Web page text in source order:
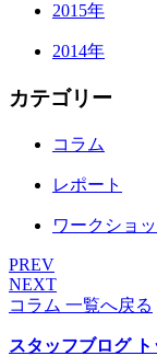
2015年
2014年
カテゴリー
コラム
レポート
ワークショ
PREV
NEXT
コラム 一覧へ戻る
スタッフブログ